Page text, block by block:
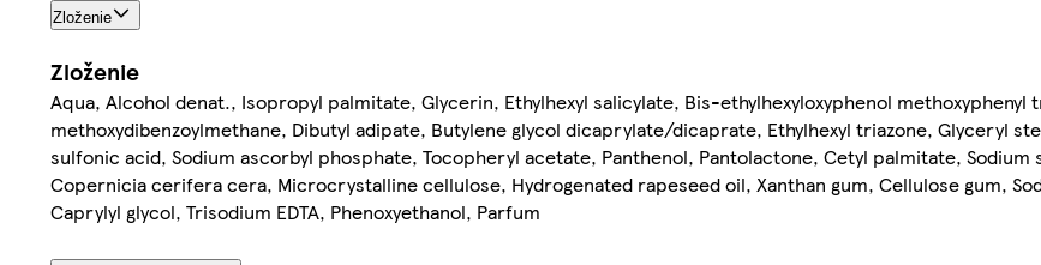
Zloženie
Zloženie
Aqua, Alcohol denat., Isopropyl palmitate, Glycerin, Ethylhexyl salicylate, Bis-ethylhexyloxyphenol methoxyphenyl
methoxydibenzoylmethane, Dibutyl adipate, Butylene glycol dicaprylate/dicaprate, Ethylhexyl triazone, Glyceryl
sulfonic acid, Sodium ascorbyl phosphate, Tocopheryl acetate, Panthenol, Pantolactone, Cetyl palmitate, Sodium
Copernicia cerifera cera, Microcrystalline cellulose, Hydrogenated rapeseed oil, Xanthan gum, Cellulose gum,
Caprylyl glycol, Trisodium EDTA, Phenoxyethanol, Parfum